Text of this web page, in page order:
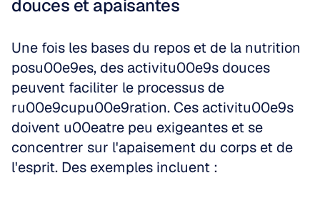
douces et apaisantes
Une fois les bases du repos et de la nutrition
posu00e9es, des activitu00e9s douces
peuvent faciliter le processus de
ru00e9cupu00e9ration. Ces activitu00e9s
doivent u00eatre peu exigeantes et se
concentrer sur l'apaisement du corps et de
l'esprit. Des exemples incluent :